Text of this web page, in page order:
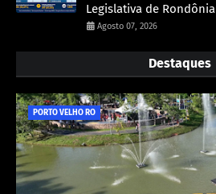
Legislativa de Rondônia
Agosto 07, 2026
Destaques
PORTO VELHO RO